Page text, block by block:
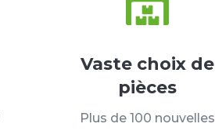
Vaste choix de
pièces
Plus de 100 nouvelles